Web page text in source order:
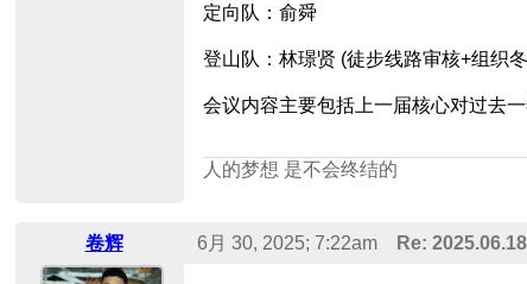
定向队：俞舜
登山队：林璟贤 (徒步线路审核+组织
会议内容主要包括上一届核心对过去
人的梦想 是不会终结的
卷辉 6月 30, 2025; 7:22am Re: